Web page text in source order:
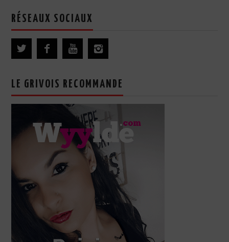
RÉSEAUX SOCIAUX
LE GRIVOIS RECOMMANDE